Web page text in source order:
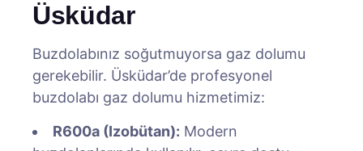
Üsküdar
Buzdolabınız soğutmuyorsa gaz dolumu
gerekebilir. Üsküdar’de profesyonel
buzdolabı gaz dolumu hizmetimiz:
R600a (Izobütan): Modern